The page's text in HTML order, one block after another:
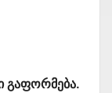
გაფორმება.